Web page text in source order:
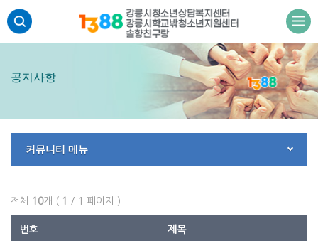
본문 바로가기
주메뉴 바로가기
하단 바로가기
공지사항
커뮤니티 메뉴
전체 10개 ( 1 / 1 페이지 )
번호 제목